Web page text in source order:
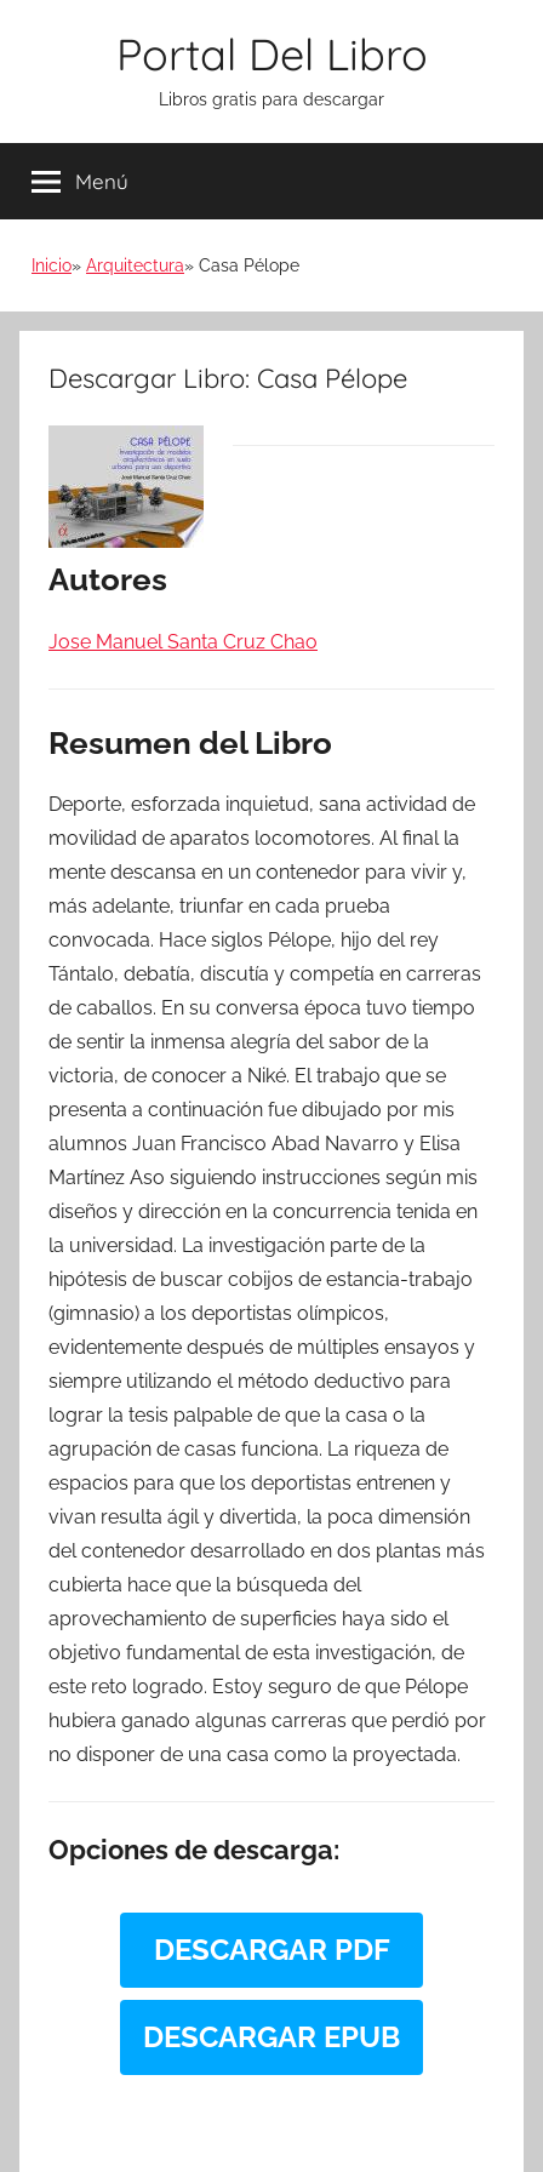
Portal Del Libro
Libros gratis para descargar
Menú
Inicio Arquitectura Casa Pélope
Descargar Libro: Casa Pélope
Autores
Jose Manuel Santa Cruz Chao
Resumen del Libro
Deporte, esforzada inquietud, sana actividad de
movilidad de aparatos locomotores. Al final la
mente descansa en un contenedor para vivir y,
más adelante, triunfar en cada prueba
convocada. Hace siglos Pélope, hijo del rey
Tántalo, debatía, discutía y competía en carreras
de caballos. En su conversa época tuvo tiempo
de sentir la inmensa alegría del sabor de la
victoria, de conocer a Niké. El trabajo que se
presenta a continuación fue dibujado por mis
alumnos Juan Francisco Abad Navarro y Elisa
Martínez Aso siguiendo instrucciones según mis
diseños y dirección en la concurrencia tenida en
la universidad. La investigación parte de la
hipótesis de buscar cobijos de estancia-trabajo
(gimnasio) a los deportistas olímpicos,
evidentemente después de múltiples ensayos y
siempre utilizando el método deductivo para
lograr la tesis palpable de que la casa o la
agrupación de casas funciona. La riqueza de
espacios para que los deportistas entrenen y
vivan resulta ágil y divertida, la poca dimensión
del contenedor desarrollado en dos plantas más
cubierta hace que la búsqueda del
aprovechamiento de superficies haya sido el
objetivo fundamental de esta investigación, de
este reto logrado. Estoy seguro de que Pélope
hubiera ganado algunas carreras que perdió por
no disponer de una casa como la proyectada.
Opciones de descarga:
DESCARGAR PDF
DESCARGAR EPUB